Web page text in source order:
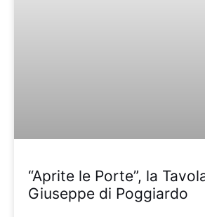
“Aprite le Porte”, la
Giuseppe di Poggiardo